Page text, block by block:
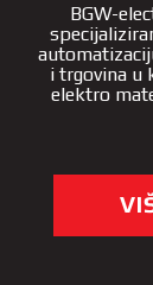
BGW-
i trgovina u
elektro